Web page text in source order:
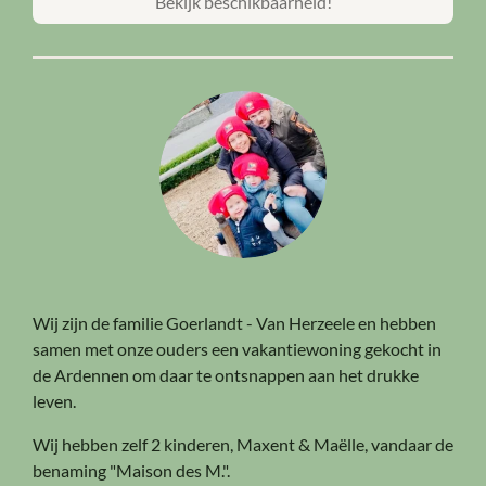
Wij zijn de familie Goerlandt - Van Herzeele en hebben
samen met onze ouders een vakantiewoning gekocht in
de Ardennen om daar te ontsnappen aan het drukke
leven.
Wij hebben zelf 2 kinderen, Maxent & Maëlle, vandaar de
benaming "Maison des M.".